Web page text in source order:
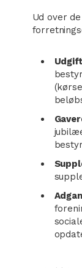
Ud over